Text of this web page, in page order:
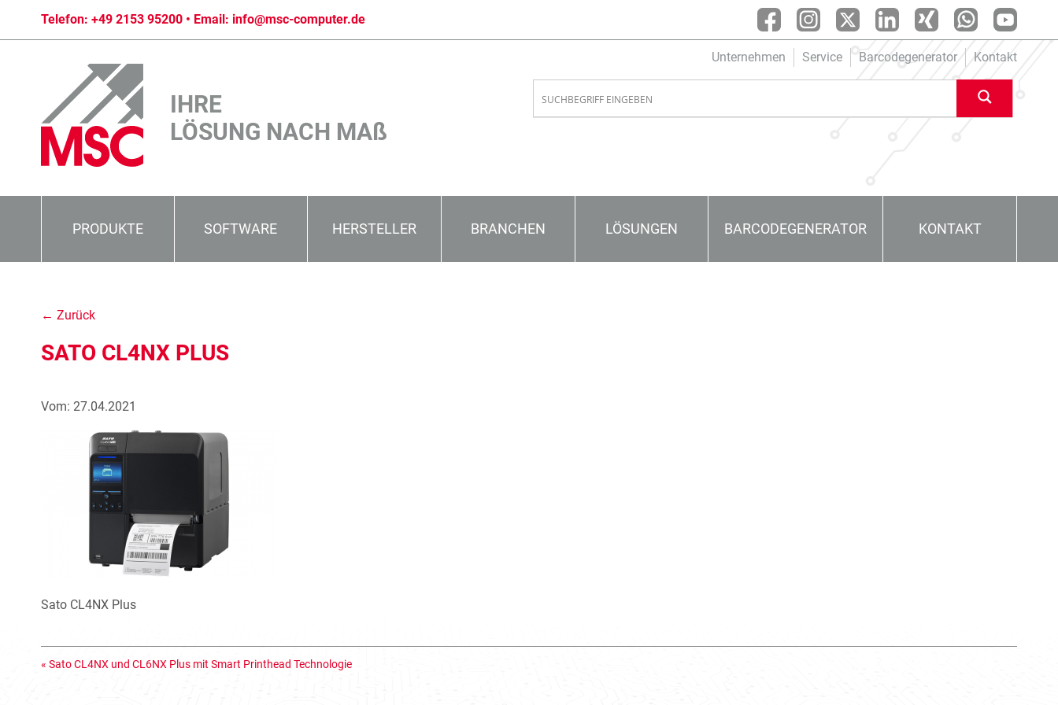
Telefon: +49 2153 95200 • Email: info@msc-computer.de
Unternehmen Service Barcodegenerator Kontakt
IHRE
LÖSUNG NACH MAß
PRODUKTE SOFTWARE HERSTELLER BRANCHEN LÖSUNGEN BARCODEGENERATOR KONTAKT
← Zurück
SATO CL4NX PLUS
Vom: 27.04.2021
Sato CL4NX Plus
« Sato CL4NX und CL6NX Plus mit Smart Printhead Technologie